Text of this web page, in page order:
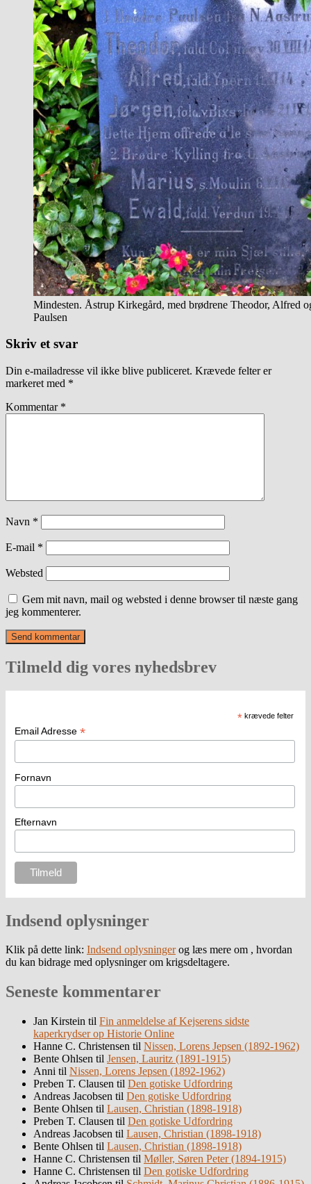
Mindesten. Åstrup Kirkegård, med brødrene Theodor, Alfred
Paulsen
Skriv et svar
Din e-mailadresse vil ikke blive publiceret. Krævede felter er
markeret med *
Kommentar *
Navn *
E-mail *
Websted
Gem mit navn, mail og websted i denne browser til næste gang
jeg kommenterer.
Tilmeld dig vores nyhedsbrev
* krævede felter
Email Adresse *
Fornavn
Efternavn
Indsend oplysninger
Klik på dette link: Indsend oplysningerog læs mere om , hvordan
du kan bidrage med oplysninger om krigsdeltagere.
Seneste kommentarer
Jan Kirstein til Fin anmeldelse af Kejserens sidste
kaperkrydser op Historie Online
Hanne C. Christensen til Nissen, Lorens Jepsen (1892-1962)
Bente Ohlsen til Jensen, Lauritz (1891-1915)
Anni til Nissen, Lorens Jepsen (1892-1962)
Preben T. Clausen til Den gotiske Udfordring
Andreas Jacobsen til Den gotiske Udfordring
Bente Ohlsen til Lausen, Christian (1898-1918)
Preben T. Clausen til Den gotiske Udfordring
Andreas Jacobsen til Lausen, Christian (1898-1918)
Bente Ohlsen til Lausen, Christian (1898-1918)
Hanne C. Christensen til Møller, Søren Peter (1894-1915)
Hanne C. Christensen til Den gotiske Udfordring